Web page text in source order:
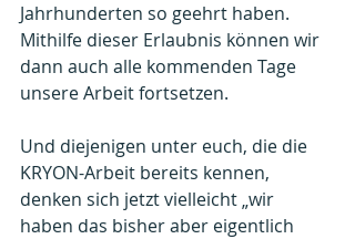
Jahrhunderten so geehrt haben.
Mithilfe dieser Erlaubnis können wir
dann auch alle kommenden Tage
unsere Arbeit fortsetzen.
Und diejenigen unter euch, die die
KRYON-Arbeit bereits kennen,
denken sich jetzt vielleicht „wir
haben das bisher aber eigentlich